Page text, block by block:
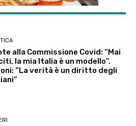
alla Commissione Covid: “Mai
la mia Italia è un modello”.
“La verità è un diritto degli